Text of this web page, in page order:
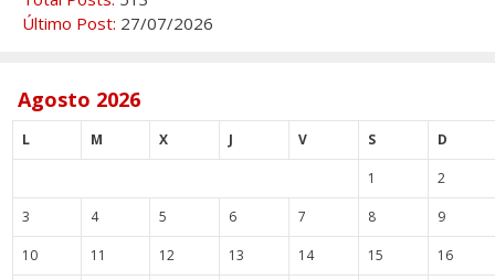
Último Post: 27/07/2026
Agosto 2026
L M X J V S D
1 2
3 4 5 6 7 8 9
10 11 12 13 14 15 16